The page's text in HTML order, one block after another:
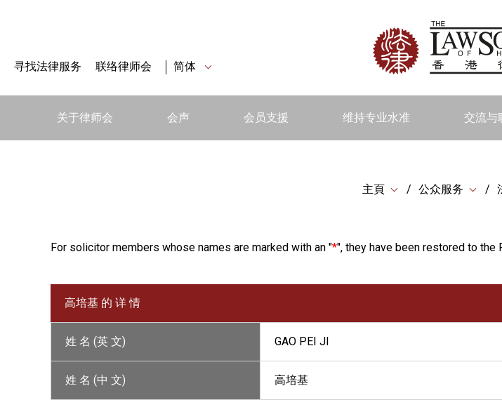
寻找法律服务 联络律师会 简体
关于律师会 会声 会员支援 维持专业水准 交流与
主頁 公众服务
For solicitor members whose names are marked with an "*", they have been restored to
高培基 的 详 情
姓 名 (英 文) GAO PEI JI
姓 名 (中 文) 高培基